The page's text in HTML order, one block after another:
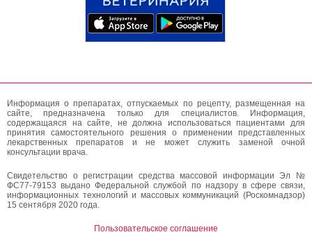
Информация о препаратах, отпускаемых по рецепту, размещенная на
сайте, предназначена только для специалистов. Информация,
содержащаяся на сайте, не должна использоваться пациентами для
принятия самостоятельного решения о применении представленных
лекарственных препаратов и не может служить заменой очной
консультации врача.
Свидетельство о регистрации средства массовой информации Эл №
ФС77-79153 выдано Федеральной службой по надзору в сфере связи,
информационных технологий и массовых коммуникаций (Роскомнадзор)
15 сентября 2020 года.
Пользовательское соглашение